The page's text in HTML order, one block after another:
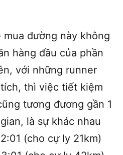
đường này không
hàng đầu của phần
với những runner
thì việc tiết kiệm
tương đương gần 1
là sự khác nhau
(cho cự ly 21km)